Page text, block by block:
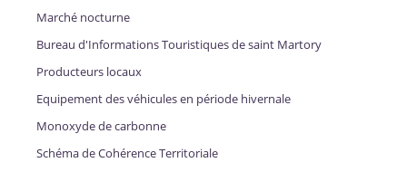
Marché nocturne
Bureau d'Informations Touristiques de saint Martory
Producteurs locaux
Equipement des véhicules en période hivernale
Monoxyde de carbonne
Schéma de Cohérence Territoriale